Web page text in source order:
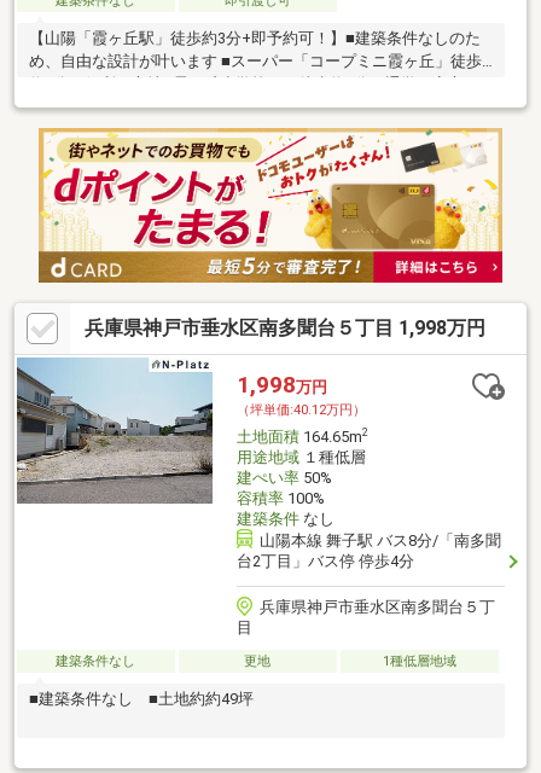
【山陽「霞ヶ丘駅」徒歩約3分+即予約可！】■建築条件なしのた
め、自由な設計が叶います ■スーパー「コープミニ霞ヶ丘」徒歩
立地です
兵庫県神戸市垂水区南多聞台５丁目 1,998万円
1,998万円
（坪単価:40.12万円）
土地面積164.65m2
用途地域１種低層
建ぺい率50%
容積率100%
建築条件なし
山陽本線 舞子駅 バス8分/「南多聞
台2丁目」バス停 停歩4分
兵庫県神戸市垂水区南多聞台５丁
目
建築条件なし 更地 1種低層地域
■建築条件なし ■土地約約49坪